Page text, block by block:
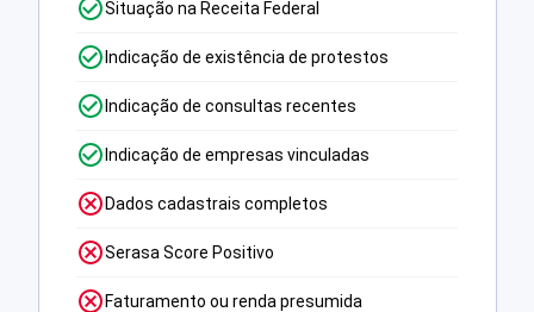
Situação na Receita Federal
Indicação de existência de protestos
Indicação de consultas recentes
Indicação de empresas vinculadas
Dados cadastrais completos
Serasa Score Positivo
Faturamento ou renda presumida